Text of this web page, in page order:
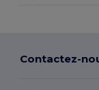
Contactez-